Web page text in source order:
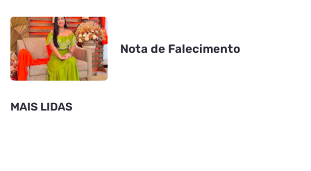
Nota de Falecimento
MAIS LIDAS